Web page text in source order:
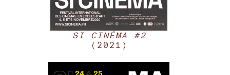
SI CINÉMA #2
(2021)